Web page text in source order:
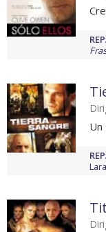
Un